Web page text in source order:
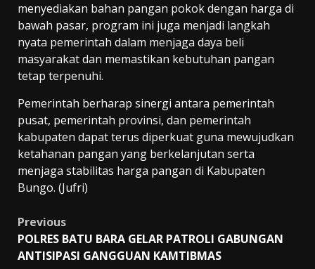
menyediakan bahan pangan pokok dengan harga di
bawah pasar, program ini juga menjadi langkah
nyata pemerintah dalam menjaga daya beli
masyarakat dan memastikan kebutuhan pangan
tetap terpenuhi.
Pemerintah berharap sinergi antara pemerintah
pusat, pemerintah provinsi, dan pemerintah
kabupaten dapat terus diperkuat guna mewujudkan
ketahanan pangan yang berkelanjutan serta
menjaga stabilitas harga pangan di Kabupaten
Bungo. (Jufri)
Post
navigation
Previous
POLRES BATU BARA GELAR PATROLI GABUNGAN
ANTISIPASI GANGGUAN KAMTIBMAS